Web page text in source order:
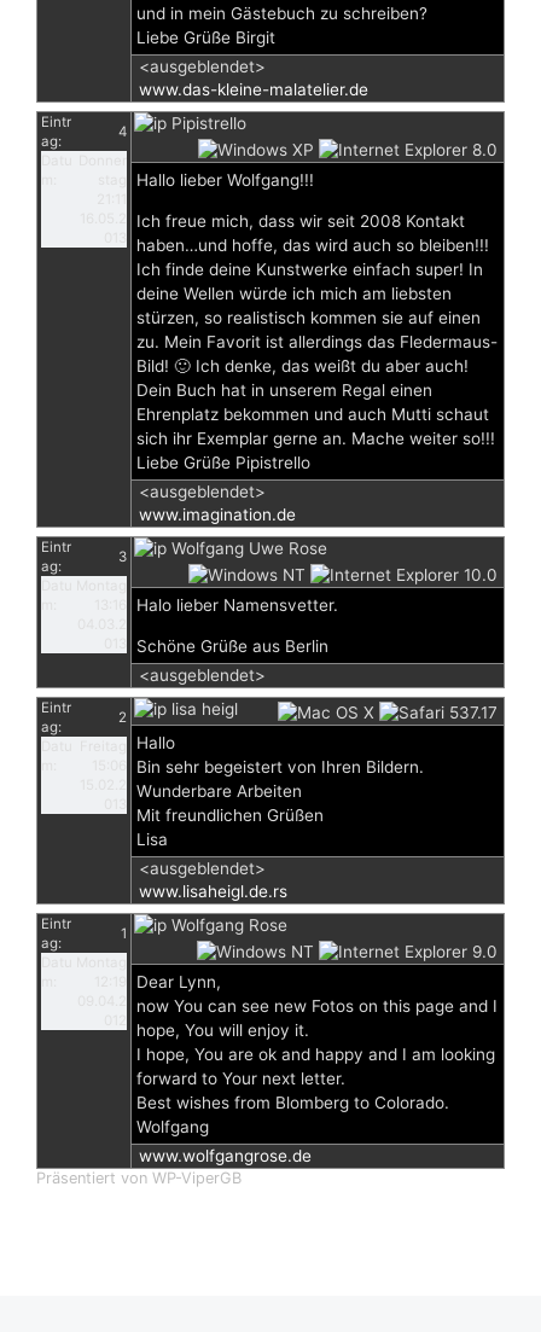
und in mein Gästebuch zu schreiben?
Liebe Grüße Birgit
<ausgeblendet>
www.das-kleine-malatelier.de
Eintr
ag:
4
Pipistrello
Hallo lieber Wolfgang!!!
Ich freue mich, dass wir seit 2008 Kontakt
haben…und hoffe, das wird auch so bleiben!!!
Ich finde deine Kunstwerke einfach super! In
deine Wellen würde ich mich am liebsten
stürzen, so realistisch kommen sie auf einen
zu. Mein Favorit ist allerdings das Fledermaus-
Bild! 🙂 Ich denke, das weißt du aber auch!
Dein Buch hat in unserem Regal einen
Ehrenplatz bekommen und auch Mutti schaut
sich ihr Exemplar gerne an. Mache weiter so!!!
Liebe Grüße Pipistrello
<ausgeblendet>
www.imagination.de
Eintr
ag:
3
Wolfgang Uwe Rose
Halo lieber Namensvetter.
Schöne Grüße aus Berlin
<ausgeblendet>
Eintr
ag:
2
lisa heigl
Hallo
Bin sehr begeistert von Ihren Bildern.
Wunderbare Arbeiten
Mit freundlichen Grüßen
Lisa
<ausgeblendet>
www.lisaheigl.de.rs
Eintr
ag:
1
Wolfgang Rose
Dear Lynn,
now You can see new Fotos on this page and I
hope, You will enjoy it.
I hope, You are ok and happy and I am looking
forward to Your next letter.
Best wishes from Blomberg to Colorado.
Wolfgang
www.wolfgangrose.de
Präsentiert von WP-ViperGB